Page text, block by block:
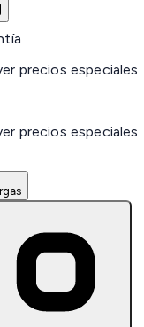
precios especiales
precios especiales